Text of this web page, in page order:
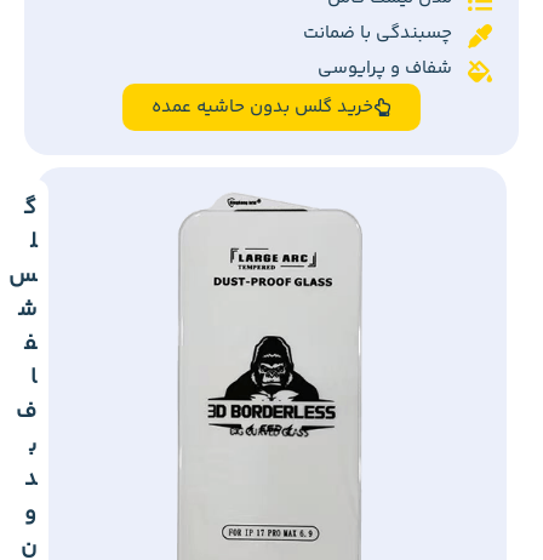
چسبندگی با ضمانت
شفاف و پرایوسی
خرید گلس بدون حاشیه عمده
گ
ل
س
ش
ف
ا
ف
ب
د
و
ن